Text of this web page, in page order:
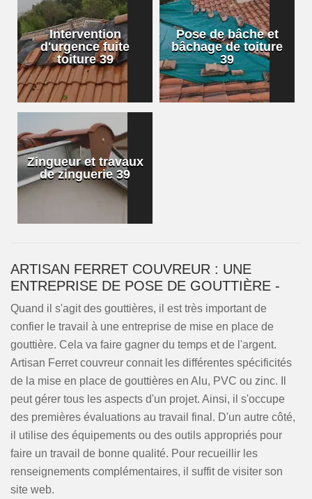
Intervention
d'urgence fuite
toiture 39
Pose de bâche et
bâchage de toiture
39
Zingueur et travaux
de zinguerie 39
ARTISAN FERRET COUVREUR : UNE
ENTREPRISE DE POSE DE GOUTTIÈRE -
Quand il s'agit des gouttières, il est très important de
confier le travail à une entreprise de mise en place de
gouttière. Cela va faire gagner du temps et de l'argent.
Artisan Ferret couvreur connait les différentes spécificités
de la mise en place de gouttières en Alu, PVC ou zinc. Il
peut gérer tous les aspects d'un projet. Ainsi, il s'occupe
des premières évaluations au travail final. D'un autre côté,
il utilise des équipements ou des outils appropriés pour
faire un travail de bonne qualité. Pour recueillir les
renseignements complémentaires, il suffit de visiter son
site web.